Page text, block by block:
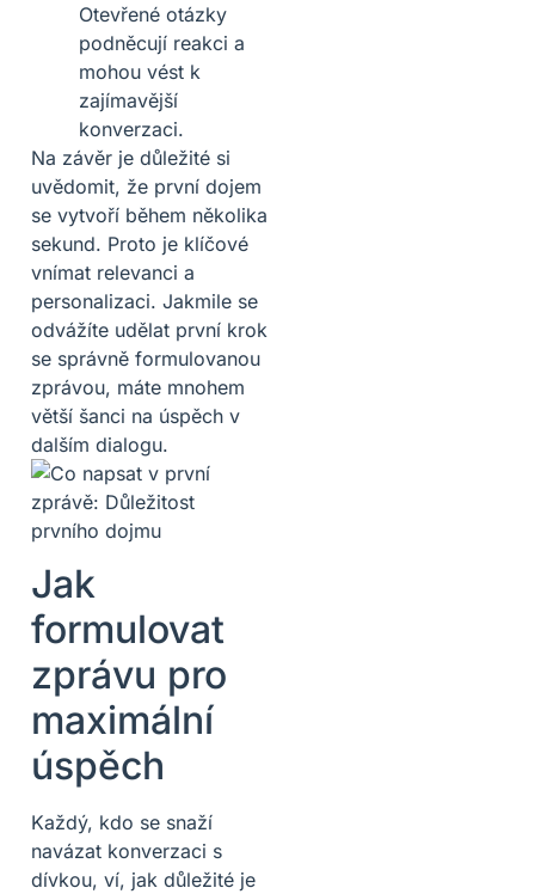
Otevřené otázky
podněcují reakci a
mohou vést k
zajímavější
konverzaci.
Na závěr je důležité si
uvědomit, že první dojem
se vytvoří během několika
sekund. Proto je klíčové
vnímat relevanci a
personalizaci. Jakmile se
odvážíte udělat první krok
se správně formulovanou
zprávou, máte mnohem
větší šanci na úspěch v
dalším dialogu.
Jak
formulovat
zprávu pro
maximální
úspěch
Každý, kdo se snaží
navázat konverzaci s
dívkou, ví, jak důležité je